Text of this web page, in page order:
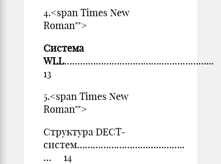
4.<span Times New
Roman"">
Система
WLL
13
5.<span Times New
Roman"">
Структура DECT-
систем…………………………………..
… 14